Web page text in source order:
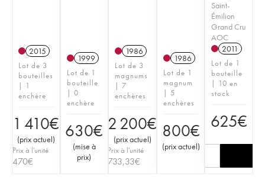
2015
Lot de 3
bouteilles
| 1
enchère
1 410€
(prix actuel)
Prix à l'unité
470€
1999
Lot de 1
bouteille
| 0
enchère
630€
(mise à
prix)
1986
Lot de 3
magnums
| 7
enchères
2 200€
(prix actuel)
Prix à l'unité
733,33€
1986
Lot de 1
magnum
| 5
enchères
800€
(prix actuel)
Saint-
Émilion
Grand Cru
AOC
2011
Lot de 1
bouteille
| 10 en
stock
625€